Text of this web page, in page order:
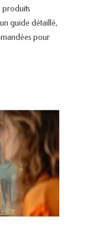
produits
guide détaillé,
pour